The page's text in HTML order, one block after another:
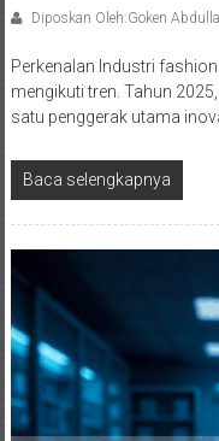
Diposkan Oleh:Goken
Perkenalan Industri
mengikuti tren. Tahun
satu penggerak utama
Baca selengkapnya